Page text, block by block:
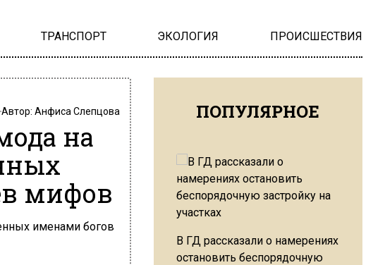
ТРАНСПОРТ ЭКОЛОГИЯ ПРОИСШЕСТВИЯ
Автор: Анфиса Слепцова
на
мифов
ПОПУЛЯРНОЕ
В ГД рассказали о намерениях
остановить беспорядочную